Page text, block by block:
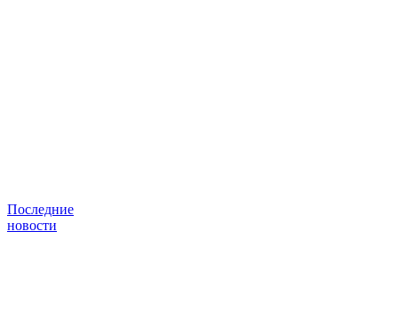
Последние
новости